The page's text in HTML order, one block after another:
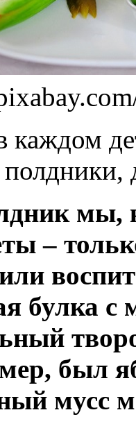
каждом
мы,
–
булка с
был
мусс